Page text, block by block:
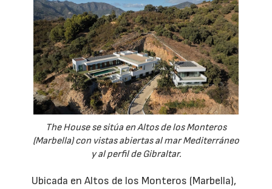
The House se sitúa en Altos de los Monteros
(Marbella) con vistas abiertas al mar Mediterráneo
y al perfil de Gibraltar.
Ubicada en Altos de los Monteros (Marbella),